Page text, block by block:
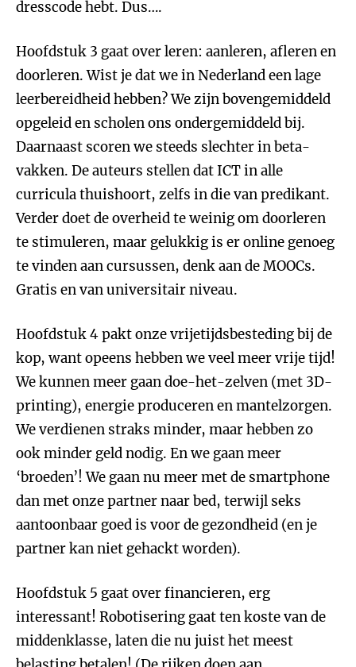
dresscode hebt. Dus….
Hoofdstuk 3 gaat over leren: aanleren, afleren en
doorleren. Wist je dat we in Nederland een lage
leerbereidheid hebben? We zijn bovengemiddeld
opgeleid en scholen ons ondergemiddeld bij.
Daarnaast scoren we steeds slechter in beta-
vakken. De auteurs stellen dat ICT in alle
curricula thuishoort, zelfs in die van predikant.
Verder doet de overheid te weinig om doorleren
te stimuleren, maar gelukkig is er online genoeg
te vinden aan cursussen, denk aan de MOOCs.
Gratis en van universitair niveau.
Hoofdstuk 4 pakt onze vrijetijdsbesteding bij de
kop, want opeens hebben we veel meer vrije tijd!
We kunnen meer gaan doe-het-zelven (met 3D-
printing), energie produceren en mantelzorgen.
We verdienen straks minder, maar hebben zo
ook minder geld nodig. En we gaan meer
‘broeden’! We gaan nu meer met de smartphone
dan met onze partner naar bed, terwijl seks
aantoonbaar goed is voor de gezondheid (en je
partner kan niet gehackt worden).
Hoofdstuk 5 gaat over financieren, erg
interessant! Robotisering gaat ten koste van de
middenklasse, laten die nu juist het meest